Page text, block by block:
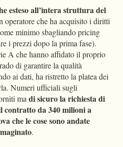
esteso all’intera struttura del
operatore che ha acquisito i diritti
minimo sbagliando pricing
i prezzi dopo la prima fase).
A che hanno affidato il proprio
di garantire la qualità
ai dati, ha ristretto la platea dei
Numeri ufficiali sugli
madi sicuro la richiesta di
da 340 milioni a
che le cose sono andate
.